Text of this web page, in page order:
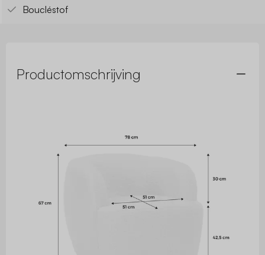
Boucléstof
Productomschrijving